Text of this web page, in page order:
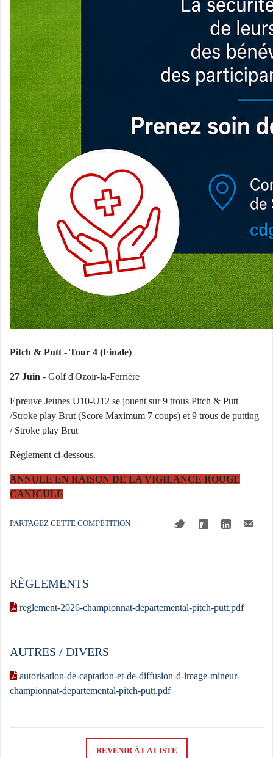
Pitch & Putt - Tour 4 (Finale)
27 Juin - Golf d'Ozoir-la-Ferrière
Epreuve Jeunes U10-U12 se jouent sur 9 trous Pitch & Putt
/Stroke play Brut (Score Maximum 7 coups) et 9 trous de putting
/ Stroke play Brut
Règlement ci-dessous.
ANNULE EN RAISON DE LA VIGILANCE ROUGE
CANICULE
PARTAGEZ CETTE COMPÉTITION
RÈGLEMENTS
reglement-2026-championnat-departemental-pitch-putt.pdf
AUTRES / DIVERS
autorisation-de-captation-et-de-diffusion-d-image-mineur-
championnat-departemental-pitch-putt.pdf
REVENIR À LA LISTE